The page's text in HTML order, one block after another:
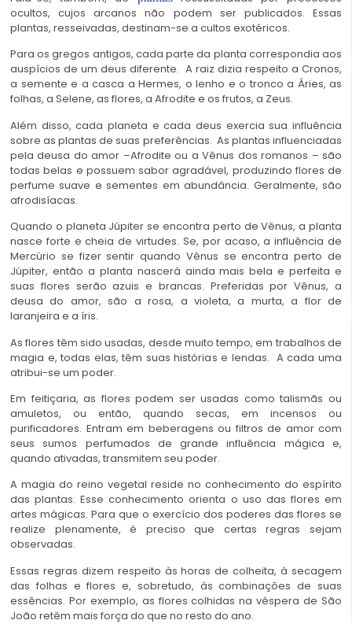
ocultos, cujos arcanos não podem ser publicados. Essas
plantas, resseivadas, destinam-se a cultos exotéricos.
Para os gregos antigos, cada parte da planta correspondia aos
auspícios de um deus diferente. A raiz dizia respeito a Cronos,
a semente e a casca a Hermes, o lenho e o tronco a Áries, as
folhas, a Selene, as flores, a Afrodite e os frutos, a Zeus.
Além disso, cada planeta e cada deus exercia sua influência
sobre as plantas de suas preferências. As plantas influenciadas
pela deusa do amor –Afrodite ou a Vênus dos romanos – são
todas belas e possuem sabor agradável, produzindo flores de
perfume suave e sementes em abundância. Geralmente, são
afrodisíacas.
Quando o planeta Júpiter se encontra perto de Vênus, a planta
nasce forte e cheia de virtudes. Se, por acaso, a influência de
Mercúrio se fizer sentir quando Vênus se encontra perto de
Júpiter, então a planta nascerá ainda mais bela e perfeita e
suas flores serão azuis e brancas. Preferidas por Vênus, a
deusa do amor, são a rosa, a violeta, a murta, a flor de
laranjeira e a íris.
As flores têm sido usadas, desde muito tempo, em trabalhos de
magia e, todas elas, têm suas histórias e lendas. A cada uma
atribui-se um poder.
Em feitiçaria, as flores podem ser usadas como talismãs ou
amuletos, ou então, quando secas, em incensos ou
purificadores. Entram em beberagens ou filtros de amor com
seus sumos perfumados de grande influência mágica e,
quando ativadas, transmitem seu poder.
A magia do reino vegetal reside no conhecimento do espírito
das plantas. Esse conhecimento orienta o uso das flores em
artes mágicas. Para que o exercício dos poderes das flores se
realize plenamente, é preciso que certas regras sejam
observadas.
Essas regras dizem respeito às horas de colheita, à secagem
das folhas e flores e, sobretudo, às combinações de suas
essências. Por exemplo, as flores colhidas na véspera de São
João retêm mais força do que no resto do ano.